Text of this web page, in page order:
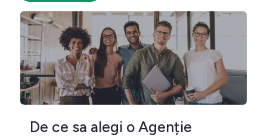
De ce sa alegi o Agenție